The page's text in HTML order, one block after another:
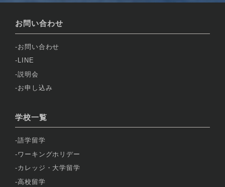
お問い合わせ
お問い合わせ
LINE
説明会
お申し込み
学校一覧
語学留学
ワーキングホリデー
カレッジ・大学留学
高校留学